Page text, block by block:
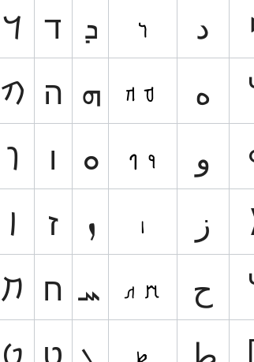
𐡃 ד ܕ د
𐡄 ה ܗ ﻩ
𐡅 ו ܘ و
𐡆 ז ܙ ز
𐡇 ח ܚ ح
𐡈 ט ܛ ط